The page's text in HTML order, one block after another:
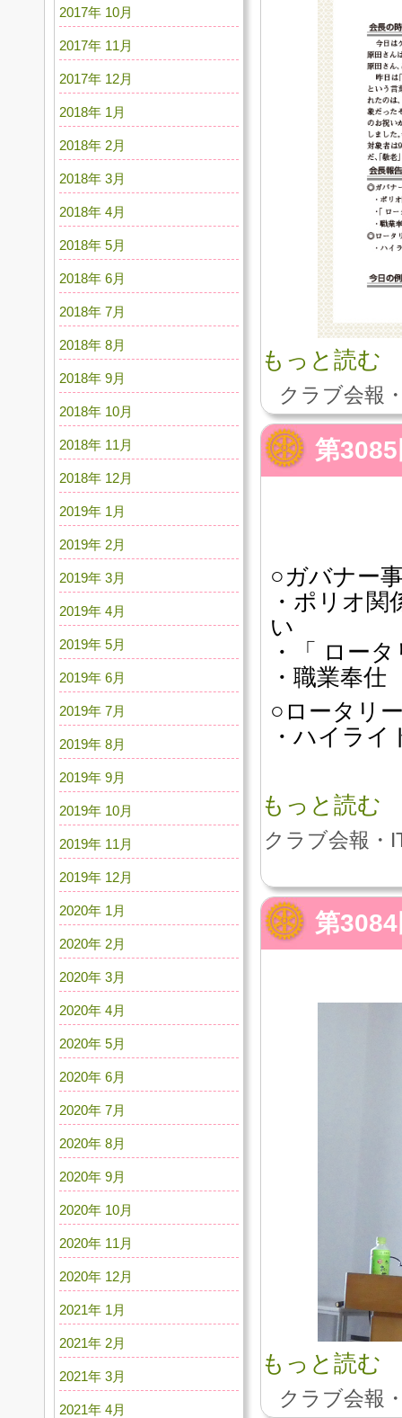
もっと読む
クラブ会報
第
○ガバナー
・ポリオ
い
・「 ロー
・職業奉
○ロータリ
・ハイラ
もっと読む
クラブ会報・
第
もっと読む
クラブ会報
2017年 10月
2017年 11月
2017年 12月
2018年 1月
2018年 2月
2018年 3月
2018年 4月
2018年 5月
2018年 6月
2018年 7月
2018年 8月
2018年 9月
2018年 10月
2018年 11月
2018年 12月
2019年 1月
2019年 2月
2019年 3月
2019年 4月
2019年 5月
2019年 6月
2019年 7月
2019年 8月
2019年 9月
2019年 10月
2019年 11月
2019年 12月
2020年 1月
2020年 2月
2020年 3月
2020年 4月
2020年 5月
2020年 6月
2020年 7月
2020年 8月
2020年 9月
2020年 10月
2020年 11月
2020年 12月
2021年 1月
2021年 2月
2021年 3月
2021年 4月